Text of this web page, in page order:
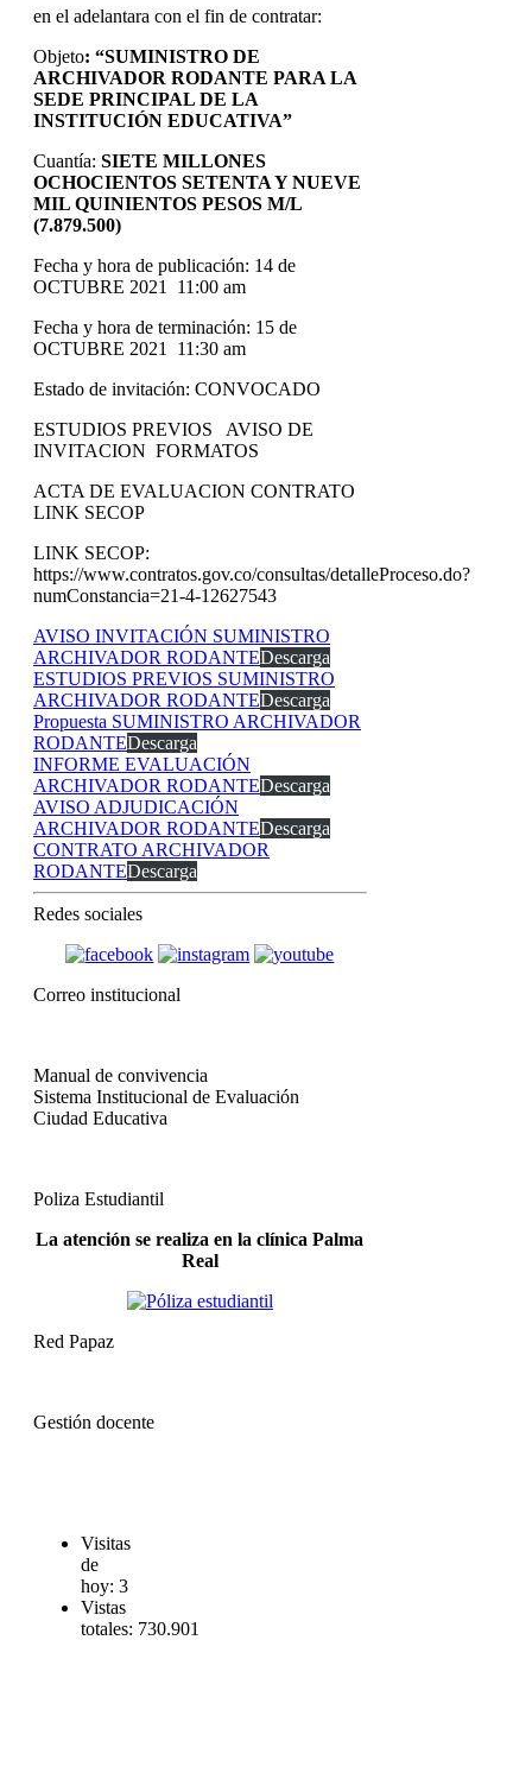
en el adelantara con el fin de contratar:
Objeto: “SUMINISTRO DE
ARCHIVADOR RODANTE PARA LA
SEDE PRINCIPAL DE LA
INSTITUCIÓN EDUCATIVA”
Cuantía: SIETE MILLONES
OCHOCIENTOS SETENTA Y NUEVE
MIL QUINIENTOS PESOS M/L
(7.879.500)
Fecha y hora de publicación: 14 de
OCTUBRE 2021 11:00 am
Fecha y hora de terminación: 15 de
OCTUBRE 2021 11:30 am
Estado de invitación: CONVOCADO
ESTUDIOS PREVIOS AVISO DE
INVITACION FORMATOS
ACTA DE EVALUACION CONTRATO
LINK SECOP
LINK SECOP:
https://www.contratos.gov.co/consultas/detalleProceso.do?
numConstancia=21-4-12627543
AVISO INVITACIÓN SUMINISTRO
ARCHIVADOR RODANTEDescarga
ESTUDIOS PREVIOS SUMINISTRO
ARCHIVADOR RODANTEDescarga
Propuesta SUMINISTRO ARCHIVADOR
RODANTEDescarga
INFORME EVALUACIÓN
ARCHIVADOR RODANTEDescarga
AVISO ADJUDICACIÓN
ARCHIVADOR RODANTEDescarga
CONTRATO ARCHIVADOR
RODANTEDescarga
Redes sociales
Correo institucional
Manual de convivencia
Sistema Institucional de Evaluación
Ciudad Educativa
Poliza Estudiantil
La atención se realiza en la clínica Palma
Real
Red Papaz
Gestión docente
Visitas
de
hoy: 3
Vistas
totales: 730.901